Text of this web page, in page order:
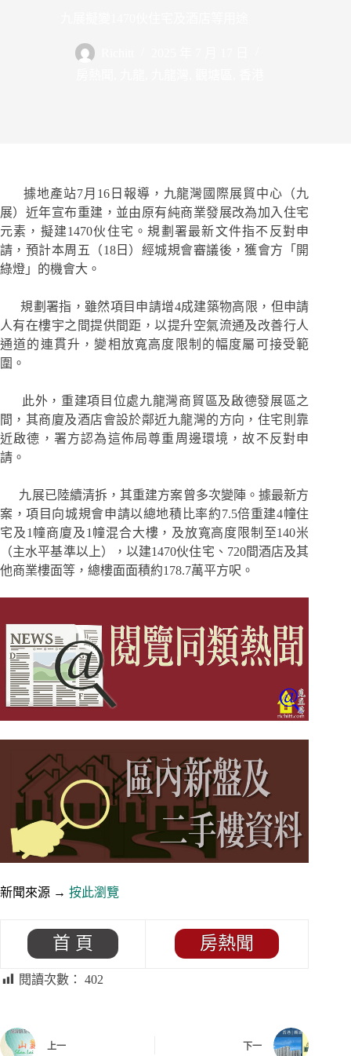
據地產站7月16日報導，九龍灣國際展貿中心（九
展）近年宣布重建，並由原有純商業發展改為加入住宅
元素，擬建1470伙住宅。規劃署最新文件指不反對申
請，預計本周五（18日）經城規會審議後，獲會方「開
綠燈」的機會大。
規劃署指，雖然項目申請增4成建築物高限，但申請
人有在樓宇之間提供間距，以提升空氣流通及改善行人
通道的連貫升，變相放寬高度限制的幅度屬可接受範
圍。
此外，重建項目位處九龍灣商貿區及啟德發展區之
間，其商廈及酒店會設於鄰近九龍灣的方向，住宅則靠
近啟德，署方認為這佈局尊重周邊環境，故不反對申
請。
九展已陸續清拆，其重建方案曾多次變陣。據最新方
案，項目向城規會申請以總地積比率約7.5倍重建4幢住
宅及1幢商廈及1幢混合大樓，及放寬高度限制至140米
（主水平基準以上），以建1470伙住宅、720間酒店及其
他商業樓面等，總樓面面積約178.7萬平方呎。
新聞來源 → 按此瀏覽
首 頁 房熱聞
閱讀次數： 402
上一 下一